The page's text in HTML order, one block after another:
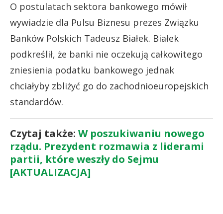
O postulatach sektora bankowego mówił
wywiadzie dla Pulsu Biznesu prezes Związku
Banków Polskich Tadeusz Białek. Białek
podkreślił, że banki nie oczekują całkowitego
zniesienia podatku bankowego jednak
chciałyby zbliżyć go do zachodnioeuropejskich
standardów.
Czytaj także: W poszukiwaniu nowego
rządu. Prezydent rozmawia z liderami
partii, które weszły do Sejmu
[AKTUALIZACJA]